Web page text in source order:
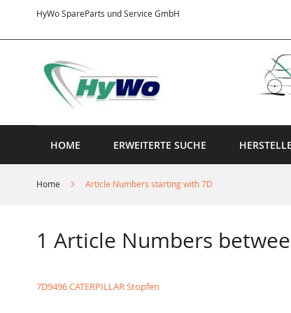
HyWo SpareParts und Service GmbH
Inhalt
HOME ERWEITERTE SUCHE
Home Article Numbers starting with 7D
1 Article Numbers
7D9496 CATERPILLAR Stopfen